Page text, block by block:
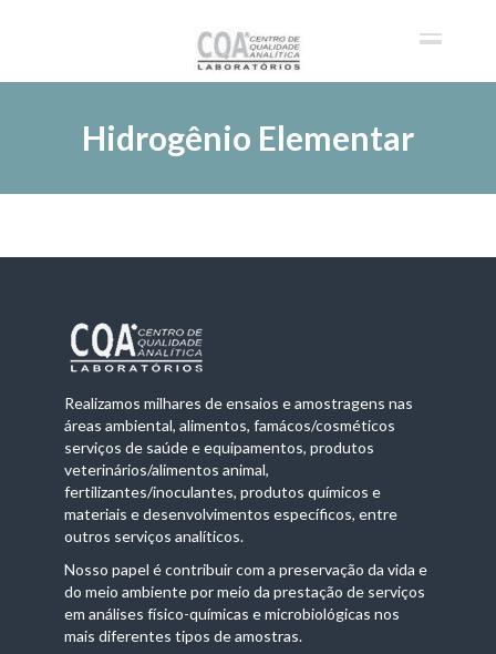
Hidrogênio Elementar
Realizamos milhares de ensaios e amostragens nas
áreas ambiental, alimentos, famácos/cosméticos
serviços de saúde e equipamentos, produtos
veterinários/alimentos animal,
fertilizantes/inoculantes, produtos químicos e
materiais e desenvolvimentos específicos, entre
outros serviços analíticos.
Nosso papel é contribuir com a preservação da vida e
do meio ambiente por meio da prestação de serviços
em análises físico-químicas e microbiológicas nos
mais diferentes tipos de amostras.